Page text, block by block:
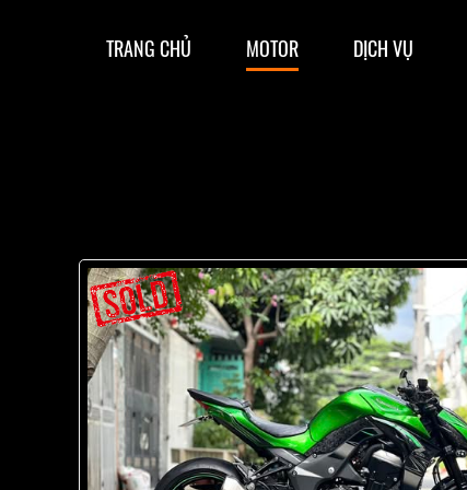
TRANG CHỦ MOTOR DỊCH VỤ